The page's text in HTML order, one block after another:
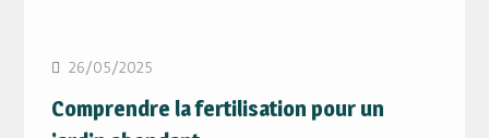
26/05/2025
Comprendre la fertilisation pour un